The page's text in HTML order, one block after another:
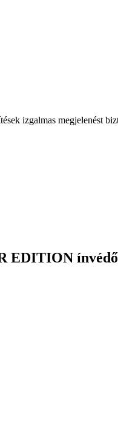
izgalmas megjelenést
EDITION